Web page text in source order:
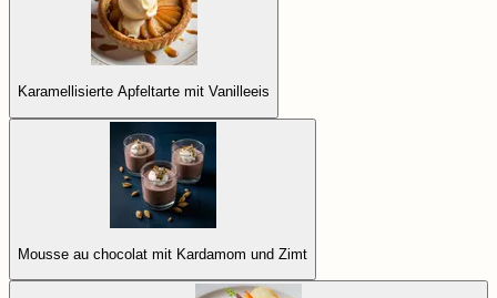
Karamellisierte Apfeltarte mit Vanilleeis
Mousse au chocolat mit Kardamom und Zimt